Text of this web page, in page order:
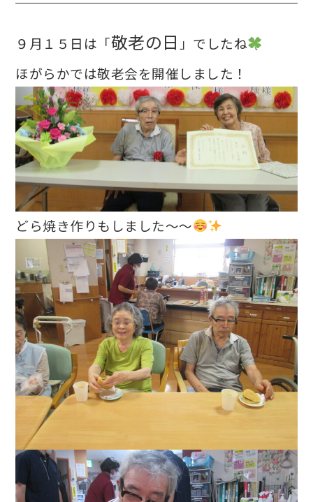
９月１５日は「敬老の日 」でしたね
ほがらかでは敬老会を開催しました！
どら焼き作りもしました～～